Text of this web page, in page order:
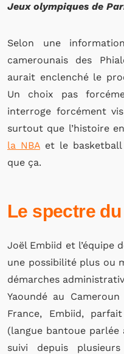
Jeux olympiques de
Selon une
camerounais des
aurait enclenché le
Un choix pas
interroge forcément
surtout que l’histoire
la NBAet le basketball
que ça.
Le spectre
Joël Embiid et l’équipe
une possibilité plus ou
démarches
Yaoundé au
France, Embiid,
(langue bantoue parlée
suivi depuis